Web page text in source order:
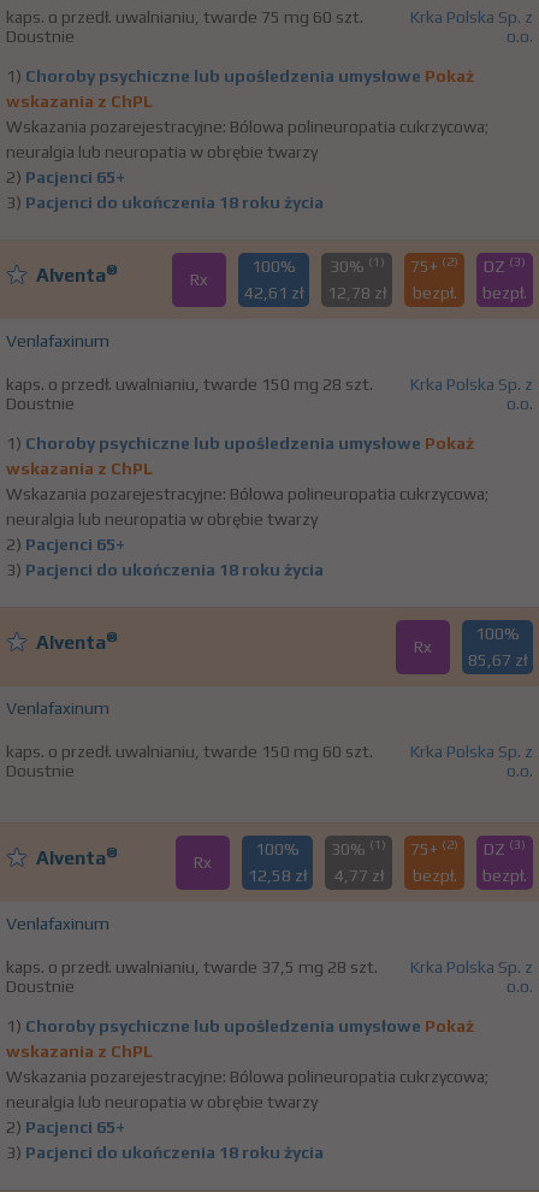
kaps. o przedł. uwalnianiu, twarde 75 mg 60 szt.
Doustnie
Krka Polska Sp. z
o.o.
1) Choroby psychiczne lub upośledzenia umysłowe Pokaż
wskazania z ChPL
Wskazania pozarejestracyjne: Bólowa polineuropatia cukrzycowa;
neuralgia lub neuropatia w obrębie twarzy
2) Pacjenci 65+
3) Pacjenci do ukończenia 18 roku życia
Alventa® Rx
100%
42,61 zł
30% (1)
12,78 zł
75+ (2)
bezpł.
DZ (3)
bezpł.
Venlafaxinum
kaps. o przedł. uwalnianiu, twarde 150 mg 28 szt.
Doustnie
Krka Polska Sp. z
o.o.
1) Choroby psychiczne lub upośledzenia umysłowe Pokaż
wskazania z ChPL
Wskazania pozarejestracyjne: Bólowa polineuropatia cukrzycowa;
neuralgia lub neuropatia w obrębie twarzy
2) Pacjenci 65+
3) Pacjenci do ukończenia 18 roku życia
Alventa® Rx
100%
85,67 zł
Venlafaxinum
kaps. o przedł. uwalnianiu, twarde 150 mg 60 szt.
Doustnie
Krka Polska Sp. z
o.o.
Alventa® Rx
100%
12,58 zł
30% (1)
4,77 zł
75+ (2)
bezpł.
DZ (3)
bezpł.
Venlafaxinum
kaps. o przedł. uwalnianiu, twarde 37,5 mg 28 szt.
Doustnie
Krka Polska Sp. z
o.o.
1) Choroby psychiczne lub upośledzenia umysłowe Pokaż
wskazania z ChPL
Wskazania pozarejestracyjne: Bólowa polineuropatia cukrzycowa;
neuralgia lub neuropatia w obrębie twarzy
2) Pacjenci 65+
3) Pacjenci do ukończenia 18 roku życia